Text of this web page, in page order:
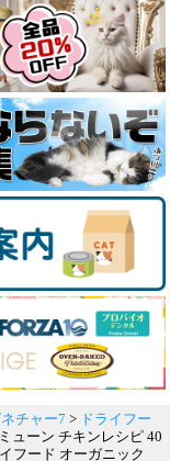
チャー7 >
ドライフー
ューン チキンレシピ 40
フード オーガニック